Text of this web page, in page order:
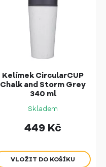
Kelímek CircularCUP
Chalk and Storm Grey
340 ml
Skladem
449 Kč